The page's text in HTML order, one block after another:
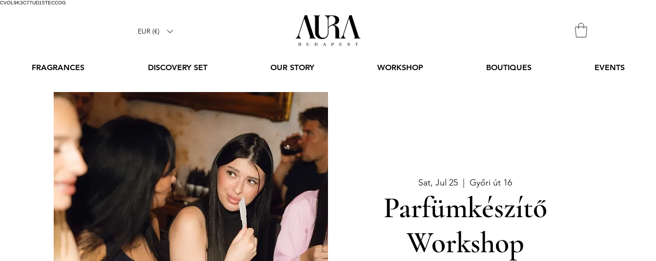
CVOL9K3C77UD15TECCOG
EUR (€)
FRAGRANCES DISCOVERY SET OUR STORY WORKSHOP BOUTIQUES EVENTS
Sat, Jul 25 Győri út 16
Parfümkészítő
Workshop